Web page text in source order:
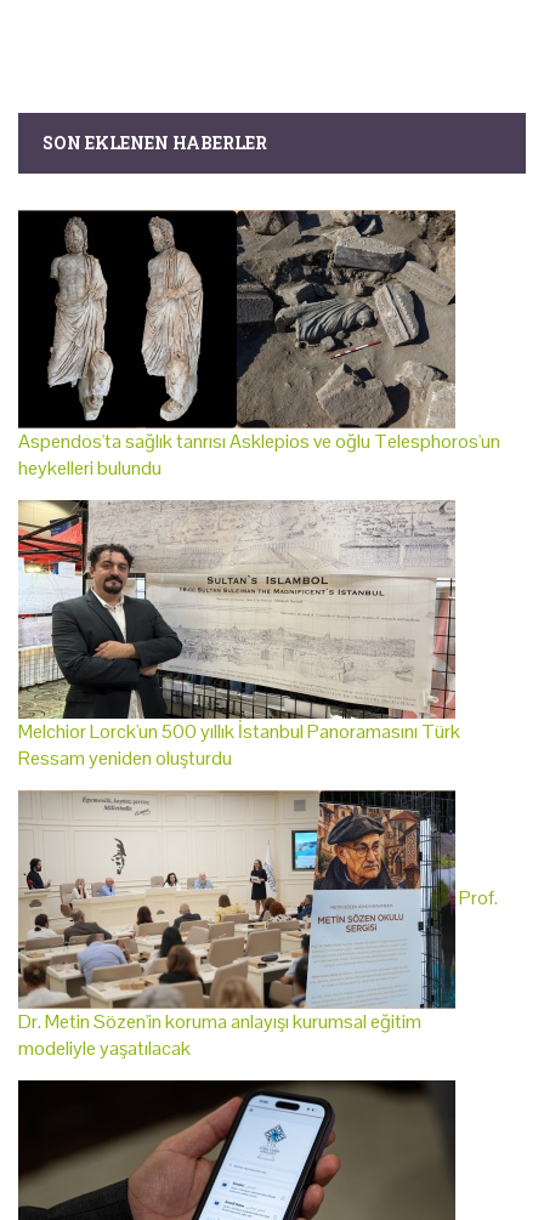
SON EKLENEN HABERLER
Aspendos'ta sağlık tanrısı Asklepios ve oğlu Telesphoros'un
heykelleri bulundu
Melchior Lorck'un 500 yıllık İstanbul Panoramasını Türk
Ressam yeniden oluşturdu
Prof.
Dr. Metin Sözen'in koruma anlayışı kurumsal eğitim
modeliyle yaşatılacak